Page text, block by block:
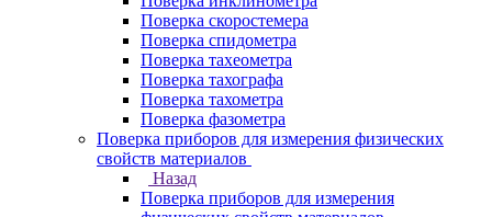
Поверка скоростемера
Поверка спидометра
Поверка тахеометра
Поверка тахографа
Поверка тахометра
Поверка фазометра
Поверка приборов для измерения физических
свойств материалов
Назад
Поверка приборов для измерения